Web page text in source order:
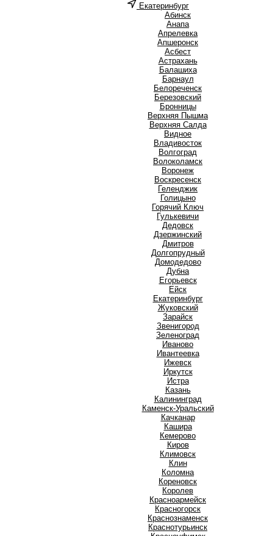
Екатеринбург
Абинск
Анапа
Апрелевка
Апшеронск
Асбест
Астрахань
Балашиха
Барнаул
Белореченск
Березовский
Бронницы
Верхняя Пышма
Верхняя Салда
Видное
Владивосток
Волгоград
Волоколамск
Воронеж
Воскресенск
Геленджик
Голицыно
Горячий Ключ
Гулькевичи
Дедовск
Дзержинский
Дмитров
Долгопрудный
Домодедово
Дубна
Егорьевск
Ейск
Екатеринбург
Жуковский
Зарайск
Звенигород
Зеленоград
Иваново
Ивантеевка
Ижевск
Иркутск
Истра
Казань
Калининград
Каменск-Уральский
Качканар
Кашира
Кемерово
Киров
Климовск
Клин
Коломна
Кореновск
Королев
Красноармейск
Красногорск
Краснознаменск
Краснотурьинск